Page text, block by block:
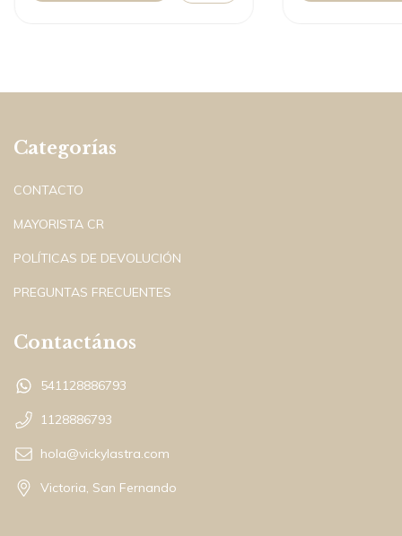
Categorías
CONTACTO
MAYORISTA CR
POLÍTICAS DE DEVOLUCIÓN
PREGUNTAS FRECUENTES
Contactános
541128886793
1128886793
hola@vickylastra.com
Victoria, San Fernando